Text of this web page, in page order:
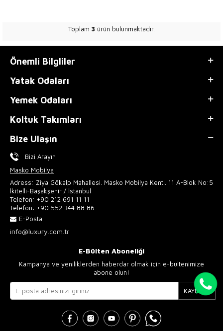
Toplam 3 ürün bulunmaktadır.
Önemli Bilgliler
Yatak Odaları
Yemek Odaları
Koltuk Takımları
Bize Ulaşın
Bizi Arayın
Masko Mobilya
Adress: Ziya Gökalp Mahallesi. Masko Mobilya Kenti. 11 A-Blok No:5
İkitelli-Başakşehir / İstanbul
Telefon: +90 212 691 11 11
Telefon: +90 552 344 88 86
E-Posta
info@luxury.com.tr
E-Bülten Aboneliği
Kampanya ve yeniliklerden haberdar olmak için e-bültenimize
abone olun!
KAYIT OL